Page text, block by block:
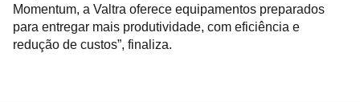
Momentum, a Valtra oferece equipamentos preparados
para entregar mais produtividade, com eficiência e
redução de custos”, finaliza.